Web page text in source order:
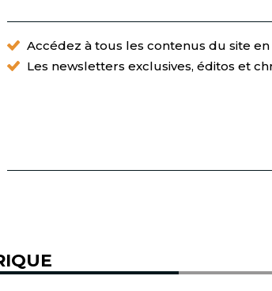
Accédez à tous les contenus du site en
Les newsletters exclusives, éditos et